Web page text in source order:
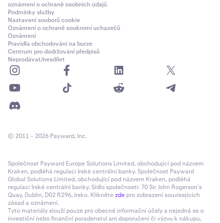
• NEAR
• STX
• SUI
• PEPE
•
•
•
Pokud je ztráta větší než váš zůstatek kolaterálových
měn, budou v případě potřeby použity další prostředky
na vašem účtu.
Příklad: Předpokládejme, že jste měli pákovou pozici na
oznámení o ochraně osobních údajů
Podmínky služby
Nastavení souborů cookie
Oznámení o ochraně soukromí uchazečů
Oznámení
Pravidla obchodování na burze
Centrum pro dodržování předpisů
Neprodávat/nesdílet
© 2011 – 2026 Payward, Inc.
Společnost Payward Europe Solutions Limited, obchodující pod názvem
Kraken, podléhá regulaci Irské centrální banky. Společnost Payward
Global Solutions Limited, obchodující pod názvem Kraken, podléhá
regulaci Irské centrální banky. Sídlo společnosti: 70 Sir John Rogerson’s
Quay, Dublin, D02 R296, Irsko. Kliknětezde pro zobrazení souvisejících
zásad a oznámení.
Tyto materiály slouží pouze pro obecné informační účely a nejedná se o
investiční nebo finanční poradenství ani doporučení či výzvu k nákupu,